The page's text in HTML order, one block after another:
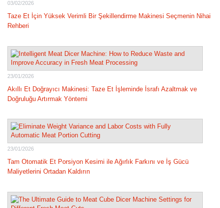
03/02/2026
Taze Et İçin Yüksek Verimli Bir Şekillendirme Makinesi Seçmenin Nihai
Rehberi
23/01/2026
Akıllı Et Doğrayıcı Makinesi: Taze Et İşleminde İsrafı Azaltmak ve
Doğruluğu Artırmak Yöntemi
23/01/2026
Tam Otomatik Et Porsiyon Kesimi ile Ağırlık Farkını ve İş Gücü
Maliyetlerini Ortadan Kaldırın